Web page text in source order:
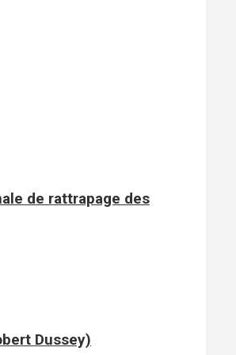
de rattrapage des
Dussey)